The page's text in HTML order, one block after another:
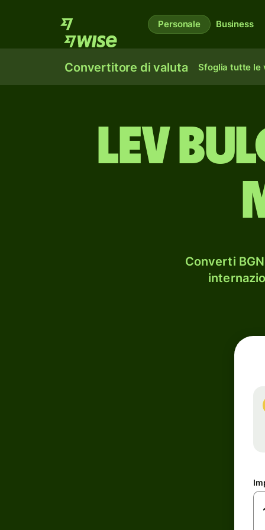
Personale Business
Convertitore di valuta Sfoglia tutte le
lev
Converti